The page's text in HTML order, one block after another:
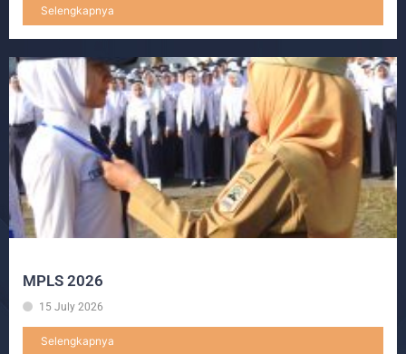
Selengkapnya
MPLS 2026
15 July 2026
Selengkapnya